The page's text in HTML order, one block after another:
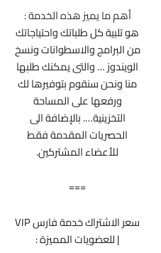
أهم ما يميز هذه الخدمة :
هو تلبية كل طلباتك واحتياجاتك
من البرامج والاسطوانات ونسخ
الويندوز … والتى يمكنك طلبها
منا ونحن سنقوم بتوفيرها لك
ورفعها على المساحة
التخزينية…. بالإضافة الى
الحصريات المقدمة فقط
للأعضاء المشتركين.
سعر الاشتراك خدمة فارس VIP
| للعضويات المميزة :